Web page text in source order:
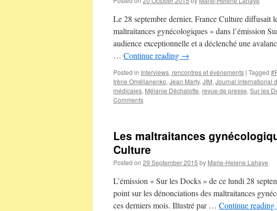
Le 28 septembre dernier, France Culture diffusait
maltraitances gynécologiques » dans l’émission
audience exceptionnelle et a déclenché une
… Continue reading →
Posted in Interviews, rencontres et événements | Tagged
Irène Omélianenko, Jean Marty, JIM, Journal international
médicales, Mélanie Déchalotte, revue de presse, Sur les
Comments
Les maltraitances
Culture
Posted on 29 September 2015 by Marie-Helene Lahaye
L’émission « Sur les Docks » de ce lundi 28
point sur les dénonciations des maltraitances
ces derniers mois. Illustré par … Continue reading